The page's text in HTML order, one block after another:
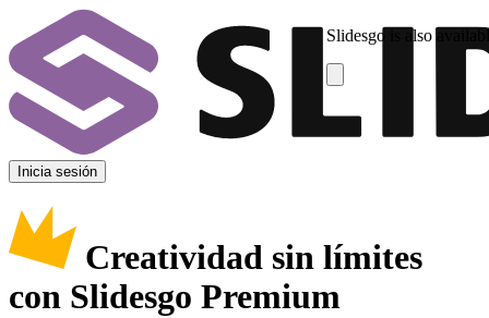
Slidesgo is also
Inicia sesión
Creatividad sin límites
con Slidesgo Premium